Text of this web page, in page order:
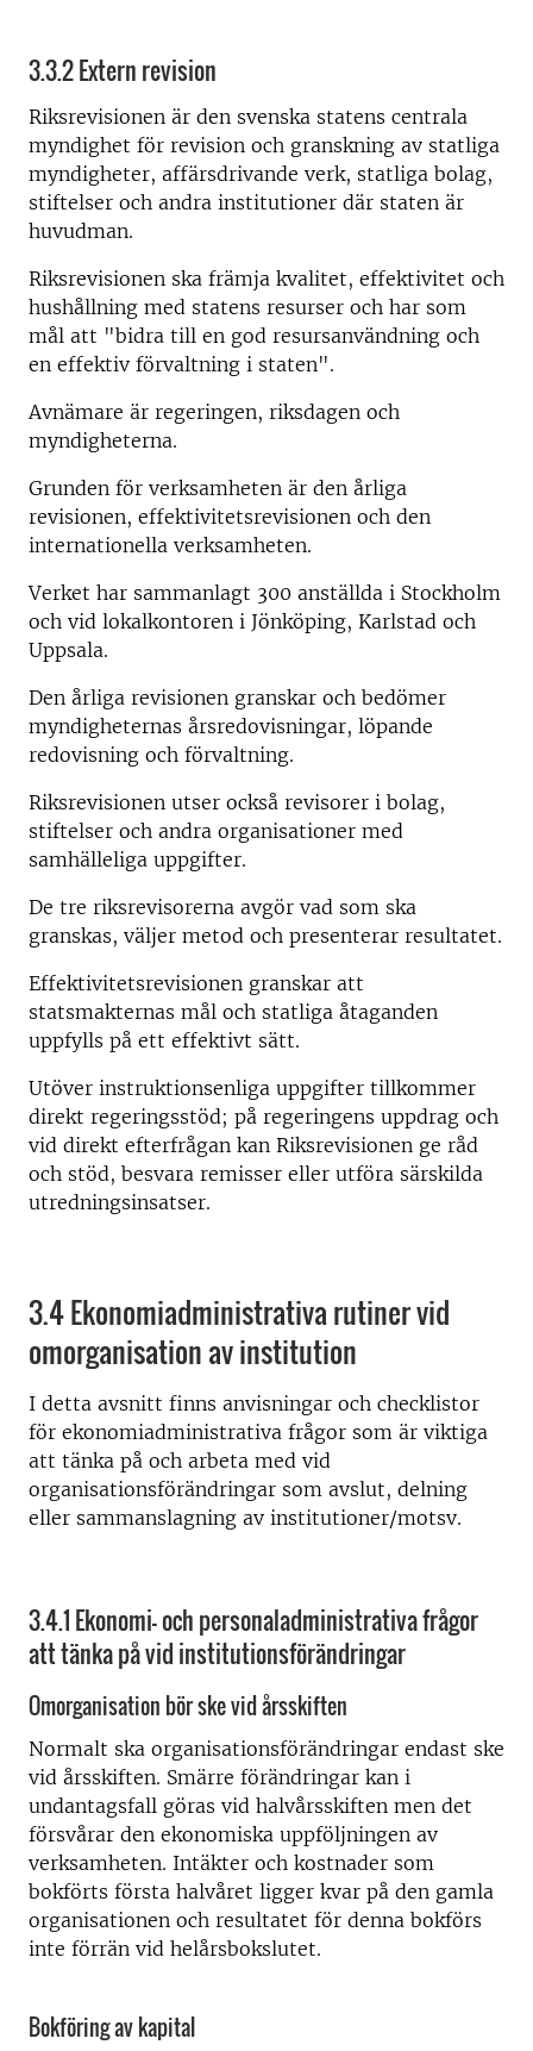
3.3.2 Extern revision
Riksrevisionen är den svenska statens centrala
myndighet för revision och granskning av statliga
myndigheter, affärsdrivande verk, statliga bolag,
stiftelser och andra institutioner där staten är
huvudman.
Riksrevisionen ska främja kvalitet, effektivitet och
hushållning med statens resurser och har som
mål att "bidra till en god resursanvändning och
en effektiv förvaltning i staten".
Avnämare är regeringen, riksdagen och
myndigheterna.
Grunden för verksamheten är den årliga
revisionen, effektivitetsrevisionen och den
internationella verksamheten.
Verket har sammanlagt 300 anställda i Stockholm
och vid lokalkontoren i Jönköping, Karlstad och
Uppsala.
Den årliga revisionen granskar och bedömer
myndigheternas årsredovisningar, löpande
redovisning och förvaltning.
Riksrevisionen utser också revisorer i bolag,
stiftelser och andra organisationer med
samhälleliga uppgifter.
De tre riksrevisorerna avgör vad som ska
granskas, väljer metod och presenterar resultatet.
Effektivitetsrevisionen granskar att
statsmakternas mål och statliga åtaganden
uppfylls på ett effektivt sätt.
Utöver instruktionsenliga uppgifter tillkommer
direkt regeringsstöd; på regeringens uppdrag och
vid direkt efterfrågan kan Riksrevisionen ge råd
och stöd, besvara remisser eller utföra särskilda
utredningsinsatser.
3.4 Ekonomiadministrativa rutiner vid
omorganisation av institution
I detta avsnitt finns anvisningar och checklistor
för ekonomiadministrativa frågor som är viktiga
att tänka på och arbeta med vid
organisationsförändringar som avslut, delning
eller sammanslagning av institutioner/motsv.
3.4.1 Ekonomi- och personaladministrativa frågor
att tänka på vid institutionsförändringar
Omorganisation bör ske vid årsskiften
Normalt ska organisationsförändringar endast ske
vid årsskiften. Smärre förändringar kan i
undantagsfall göras vid halvårsskiften men det
försvårar den ekonomiska uppföljningen av
verksamheten. Intäkter och kostnader som
bokförts första halvåret ligger kvar på den gamla
organisationen och resultatet för denna bokförs
inte förrän vid helårsbokslutet.
Bokföring av kapital